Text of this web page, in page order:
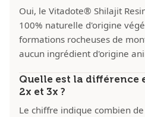
Oui, le Vitadote® Shilajit
100% naturelle d'origine
formations rocheuses de
aucun ingrédient d'origine
Quelle est la différence
2x et 3x ?
Le chiffre indique combien